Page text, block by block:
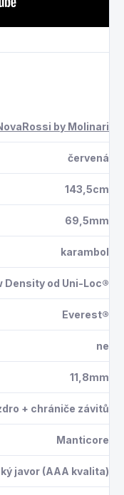
by Molinari
červená
143,5cm
69,5mm
karambol
Density od Uni-Loc®
Everest®
ne
11,8mm
+ chrániče závitů
Manticore
javor (AAA kvalita)